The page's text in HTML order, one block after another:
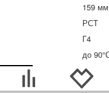
159 мм
РСТ
Г4
до